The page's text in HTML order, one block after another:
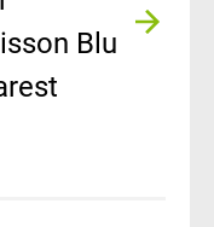
Blu